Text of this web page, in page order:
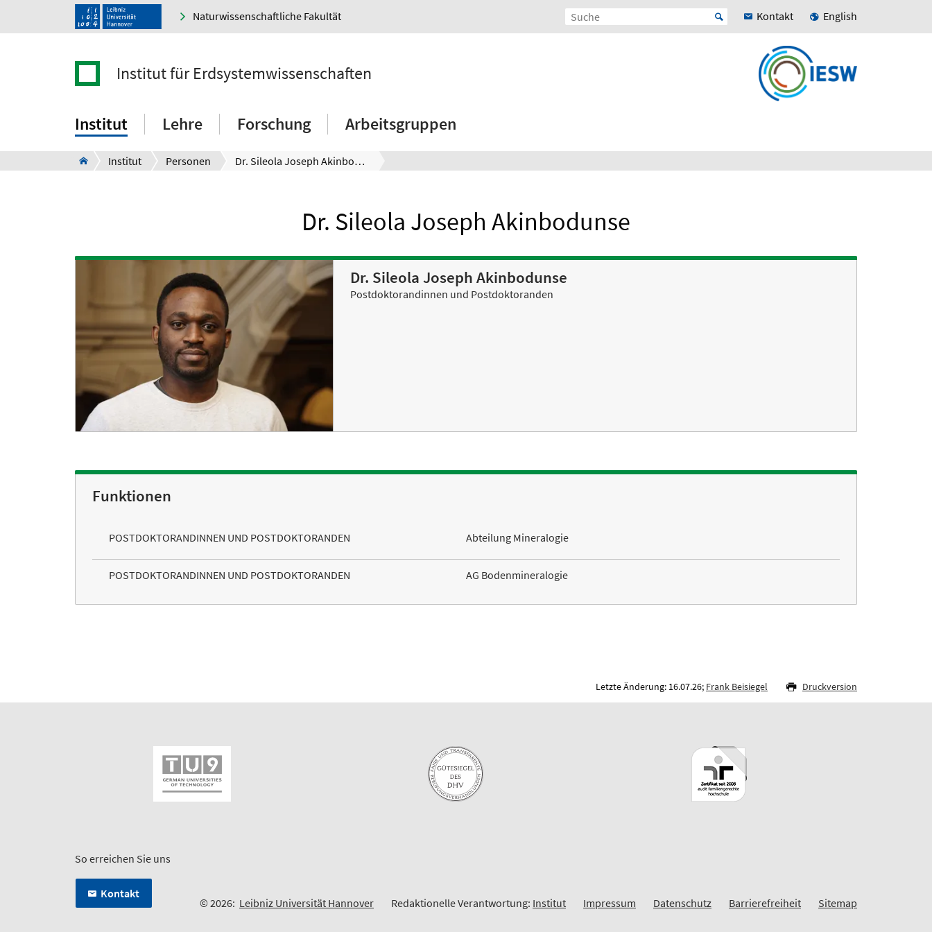
Naturwissenschaftliche Fakultät Kontakt English
Institut für Erdsystemwissenschaften
Institut Lehre Forschung Arbeitsgruppen
Institut Personen Dr. Sileola Joseph Akinbodunse
Dr. Sileola Joseph Akinbodunse
Dr. Sileola Joseph Akinbodunse
Postdoktorandinnen und Postdoktoranden
Funktionen
POSTDOKTORANDINNEN UND POSTDOKTORANDEN Abteilung Mineralogie
POSTDOKTORANDINNEN UND POSTDOKTORANDEN AG Bodenmineralogie
Letzte Änderung: 16.07.26; Frank Beisiegel Druckversion
So erreichen Sie uns
Kontakt
© 2026: Leibniz Universität Hannover Redaktionelle Verantwortung: Institut Impressum Datenschutz Barrierefreiheit Sitemap